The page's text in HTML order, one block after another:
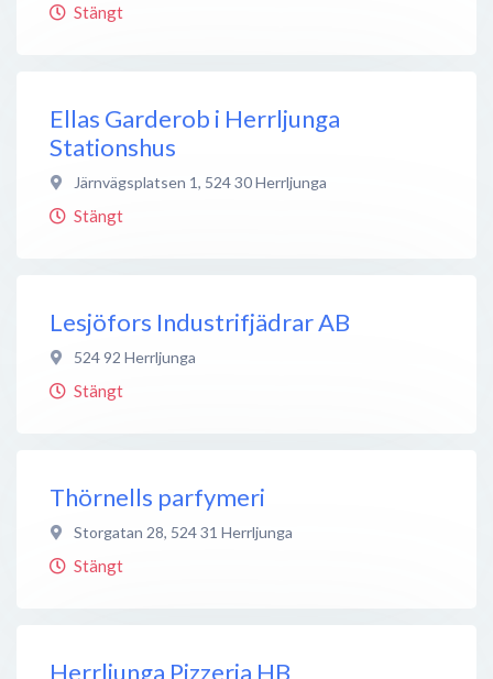
Stängt
Ellas Garderob i Herrljunga
Stationshus
Järnvägsplatsen 1, 524 30Herrljunga
Stängt
Lesjöfors Industrifjädrar AB
524 92 Herrljunga
Stängt
Thörnells parfymeri
Storgatan 28, 524 31 Herrljunga
Stängt
Herrljunga Pizzeria HB